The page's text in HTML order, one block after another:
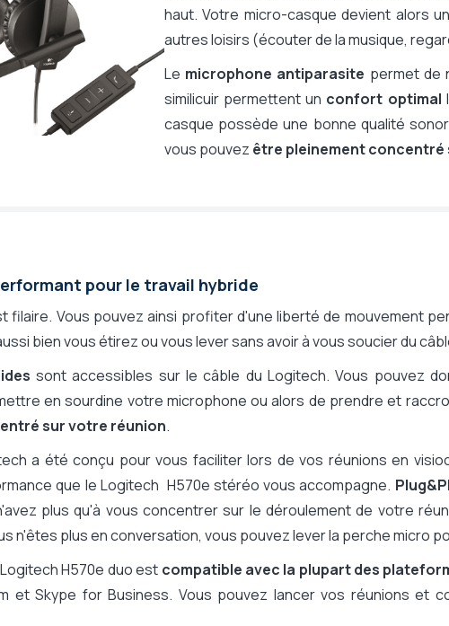
Environnement bruyant
1
facile
Non
haut. Votre micro-casque devient alors
autres loisirs (écouter de la musique,
Le microphone antiparasite permet de
similicuir permettent un confort optimal
casque possède une bonne qualité
vous pouvez être pleinement
pour le travail hybride
filaire. Vous pouvez ainsi profiter d'une liberté de mouvement
bien vous étirez ou vous lever sans avoir à vous soucier du
sont accessibles sur le câble du Logitech. Vous pouvez
en sourdine votre microphone ou alors de prendre et
sur votre réunion.
a été conçu pour vous faciliter lors de vos réunions en
que le Logitech H570e stéréo vous accompagne.
plus qu'à vous concentrer sur le déroulement de votre
n'êtes plus en conversation, vous pouvez lever la perche micro
H570e duo est compatible avec la plupart des
et Skype for Business. Vous pouvez lancer vos réunions et